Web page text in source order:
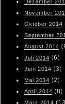
Dezember
November
Oktober 2014
September
August 2014
Juli 2014 (6)
Juni 2014 (3)
Mai 2014 (2)
April 2014 (8)
März 2014